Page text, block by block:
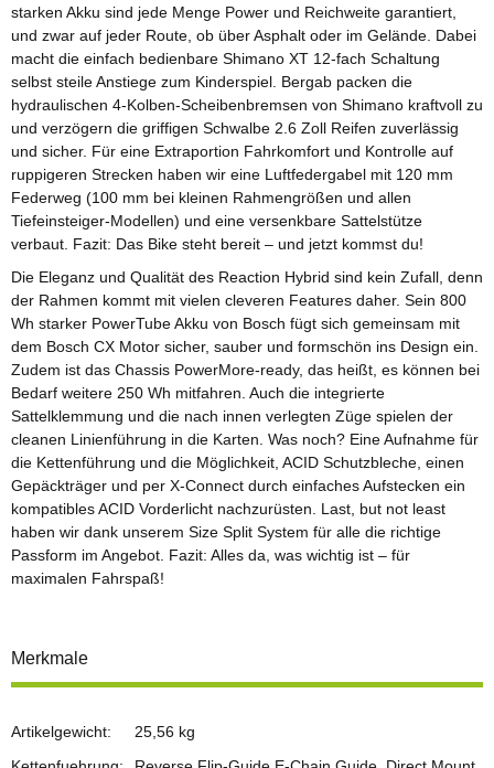
starken Akku sind jede Menge Power und Reichweite garantiert,
und zwar auf jeder Route, ob über Asphalt oder im Gelände. Dabei
macht die einfach bedienbare Shimano XT 12-fach Schaltung
selbst steile Anstiege zum Kinderspiel. Bergab packen die
hydraulischen 4-Kolben-Scheibenbremsen von Shimano kraftvoll zu
und verzögern die griffigen Schwalbe 2.6 Zoll Reifen zuverlässig
und sicher. Für eine Extraportion Fahrkomfort und Kontrolle auf
ruppigeren Strecken haben wir eine Luftfedergabel mit 120 mm
Federweg (100 mm bei kleinen Rahmengrößen und allen
Tiefeinsteiger-Modellen) und eine versenkbare Sattelstütze
verbaut. Fazit: Das Bike steht bereit – und jetzt kommst du!
Die Eleganz und Qualität des Reaction Hybrid sind kein Zufall, denn
der Rahmen kommt mit vielen cleveren Features daher. Sein 800
Wh starker PowerTube Akku von Bosch fügt sich gemeinsam mit
dem Bosch CX Motor sicher, sauber und formschön ins Design ein.
Zudem ist das Chassis PowerMore-ready, das heißt, es können bei
Bedarf weitere 250 Wh mitfahren. Auch die integrierte
Sattelklemmung und die nach innen verlegten Züge spielen der
cleanen Linienführung in die Karten. Was noch? Eine Aufnahme für
die Kettenführung und die Möglichkeit, ACID Schutzbleche, einen
Gepäckträger und per X-Connect durch einfaches Aufstecken ein
kompatibles ACID Vorderlicht nachzurüsten. Last, but not least
haben wir dank unserem Size Split System für alle die richtige
Passform im Angebot. Fazit: Alles da, was wichtig ist – für
maximalen Fahrspaß!
Merkmale
Artikelgewicht: 25,56 kg